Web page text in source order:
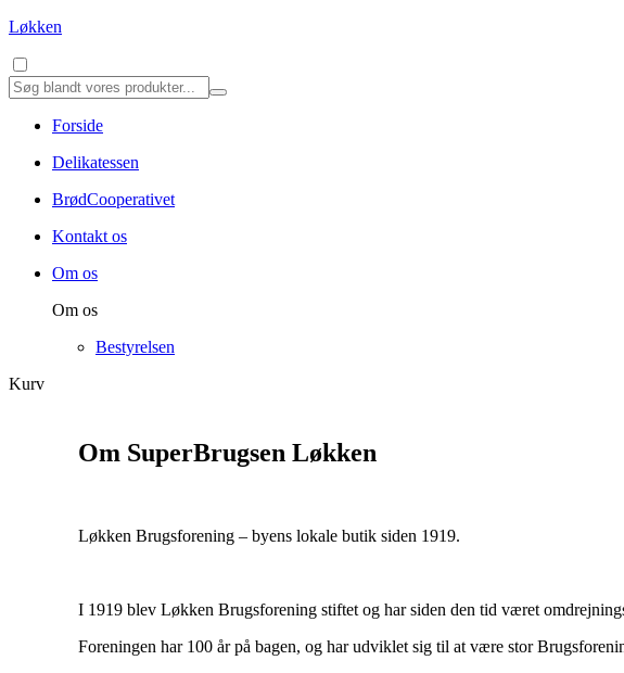
Løkken
Forside
Delikatessen
BrødCooperativet
Kontakt os
Om os
Om os
Bestyrelsen
Kurv
Om SuperBrugsen Løkken
Løkken Brugsforening – byens lokale butik siden 1919.
I 1919 blev Løkken Brugsforening stiftet og har siden den tid været
Foreningen har 100 år på bagen, og har udviklet sig til at være stor